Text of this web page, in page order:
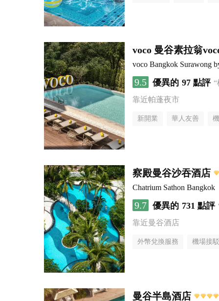
voco 曼谷素拉翁
voco Bangkok Surawong
9.5 優異的 97 點評
靠近帕蓬夜市
新開業 華人友善
察殿曼谷沙吞酒店
Chatrium Sathon Bangkok
9.7 優異的 731 點評
靠近曼谷酒店
外幣兌換服務 機場接
曼谷半島酒店